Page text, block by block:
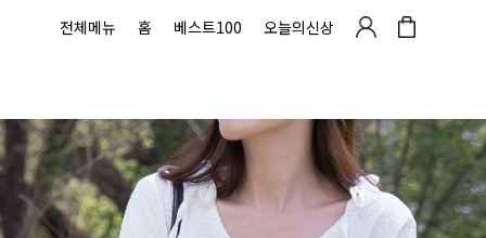
전체메뉴 홈 베스트100 오늘의신상